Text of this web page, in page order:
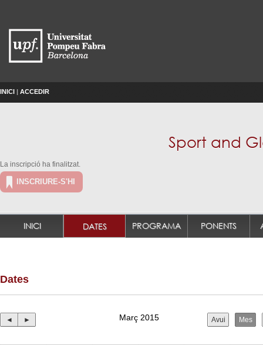
INICI | ACCEDIR
Sport and
La inscripció ha finalitzat.
INSCRIURE-S'HI
INICI DATES PROGRAMA PONENTS
Dates
◄ ► Març 2015 Avui Mes